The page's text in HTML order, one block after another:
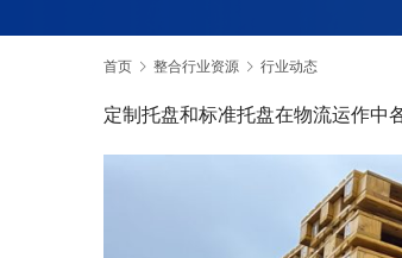
首页 整合行业资源 行业动态
定制托盘和标准托盘在物流运作中